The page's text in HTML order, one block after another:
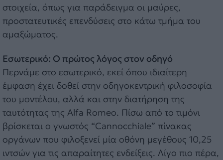
στοιχεία, όπως για παράδειγμα οι μαύρες,
προστατευτικές επενδύσεις στο κάτω τμήμα του
αμαξώματος.
Εσωτερικό: Ο πρώτος λόγος στον οδηγό
Περνάμε στο εσωτερικό, εκεί όπου ιδιαίτερη
έμφαση έχει δοθεί στην οδηγοκεντρική φιλοσοφία
του μοντέλου, αλλά και στην διατήρηση της
ταυτότητας της Alfa Romeo. Πίσω από το τιμόνι
βρίσκεται ο γνωστός “Cannocchiale” πίνακας
οργάνων που φιλοξενεί μία οθόνη μεγέθους 10,25
ιντσών για τις απαραίτητες ενδείξεις. Λίγο πιο πέρα,